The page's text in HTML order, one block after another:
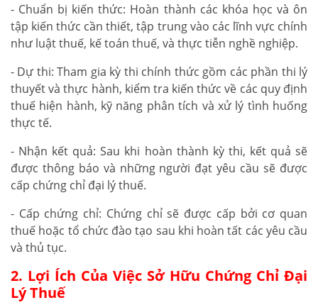
- Chuẩn bị kiến thức: Hoàn thành các khóa học và ôn
tập kiến thức cần thiết, tập trung vào các lĩnh vực chính
như luật thuế, kế toán thuế, và thực tiễn nghề nghiệp.
- Dự thi: Tham gia kỳ thi chính thức gồm các phần thi lý
thuyết và thực hành, kiểm tra kiến thức về các quy định
thuế hiện hành, kỹ năng phân tích và xử lý tình huống
thực tế.
- Nhận kết quả: Sau khi hoàn thành kỳ thi, kết quả sẽ
được thông báo và những người đạt yêu cầu sẽ được
cấp chứng chỉ đại lý thuế.
- Cấp chứng chỉ: Chứng chỉ sẽ được cấp bởi cơ quan
thuế hoặc tổ chức đào tạo sau khi hoàn tất các yêu cầu
và thủ tục.
2. Lợi Ích Của Việc Sở Hữu Chứng Chỉ Đại
Lý Thuế